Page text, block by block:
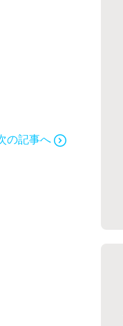
の記事へ